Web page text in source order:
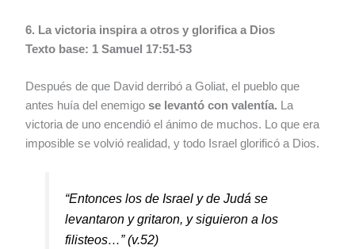
6. La victoria inspira a otros y glorifica a Dios
Texto base: 1 Samuel 17:51-53
Después de que David derribó a Goliat, el pueblo que
antes huía del enemigose levantó con valentía. La
victoria de uno encendió el ánimo de muchos. Lo que era
imposible se volvió realidad, y todo Israel glorificó a Dios.
“Entonces los de Israel y de Judá se
levantaron y gritaron, y siguieron a los
filisteos…”(v.52)